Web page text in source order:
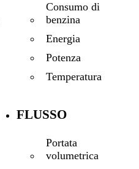
Consumo di
benzina
Energia
Potenza
Temperatura
FLUSSO
Portata
volumetrica